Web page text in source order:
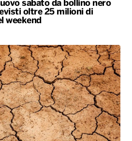
sabato da bollino nero
oltre 25 milioni di
weekend